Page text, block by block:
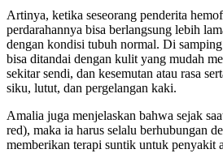
Artinya, ketika seseorang penderita
perdarahannya bisa berlangsung lebih
dengan kondisi tubuh normal. Di
bisa ditandai dengan kulit yang mudah
sekitar sendi, dan kesemutan atau rasa
siku, lutut, dan pergelangan kaki.
Amalia juga menjelaskan bahwa sejak
red), maka ia harus selalu berhubungan
memberikan terapi suntik untuk penyakit